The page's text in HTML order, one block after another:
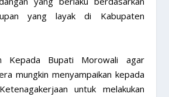
yang layak di Kabupaten
Kepada Bupati Morowali agar
mungkin menyampaikan kepada
untuk melakukan